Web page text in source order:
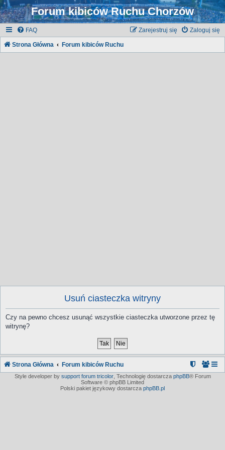
Forum kibiców Ruchu Chorzów
FAQ Zaloguj się
Zarejestruj się
Strona Główna Forum kibiców Ruchu
Usuń ciasteczka witryny
Czy na pewno chcesz usunąć wszystkie ciasteczka utworzone przez tę
witrynę?
Strona Główna Forum kibiców Ruchu
Style developer by support forum tricolor, Technologię dostarcza phpBB® Forum
Software © phpBB Limited
Polski pakiet językowy dostarcza phpBB.pl